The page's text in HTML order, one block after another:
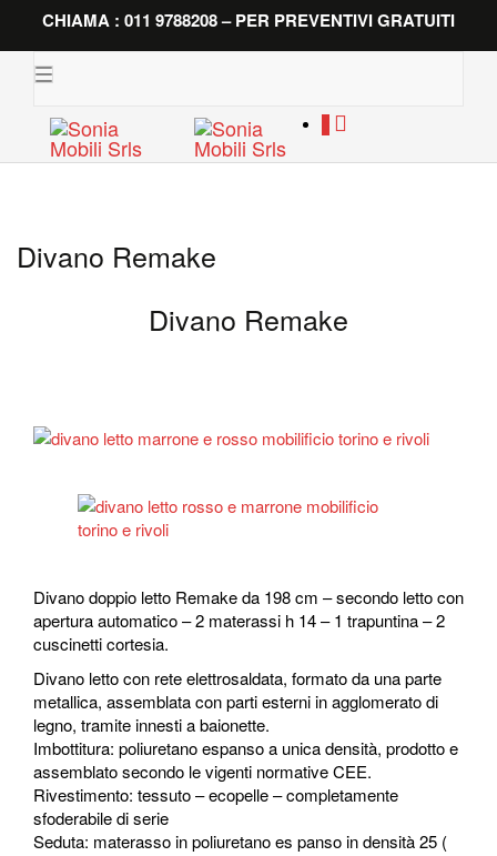
CHIAMA : 011 9788208 – PER PREVENTIVI GRATUITI
Toggle
Divano Remake
Divano Remake
Divano doppio letto Remake da 198 cm – secondo letto con
apertura automatico – 2 materassi h 14 – 1 trapuntina – 2
cuscinetti cortesia.
Divano letto con rete elettrosaldata, formato da una parte
metallica, assemblata con parti esterni in agglomerato di
legno, tramite innesti a baionette.
Imbottitura: poliuretano espanso a unica densità, prodotto e
assemblato secondo le vigenti normative CEE.
Rivestimento: tessuto – ecopelle – completamente
sfoderabile di serie
Seduta: materasso in poliuretano es panso in densità 25 (